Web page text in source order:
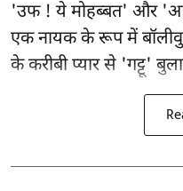
'उफ ! ये मोहब्बत' और
एक नायक के रूप में
के करीबी प्यार से 'गट्टू'